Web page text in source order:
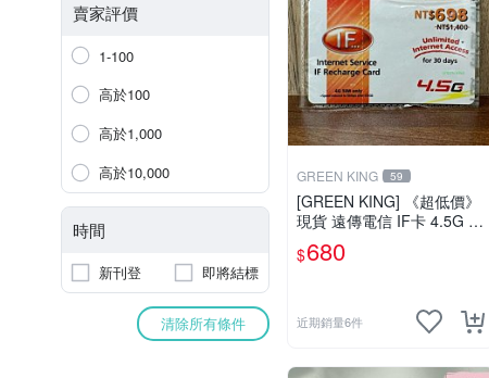
賣家評價
1-100
高於100
高於1,000
高於10,000
時間
新刊登 即將結標
清除所有條件
GREEN KING 59
[GREEN KING] 《超低價》
現貨 遠傳電信 IF卡 4.5G 69
8 30天網路吃到飽 儲值卡
網卡 網路儲值卡 上網卡
$680
近期銷量6件